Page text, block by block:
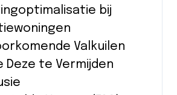
bij
Valkuilen
Deze te Vermijden